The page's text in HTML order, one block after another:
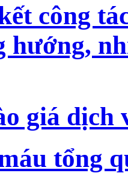
công
hướng,
giá dịch
tổng